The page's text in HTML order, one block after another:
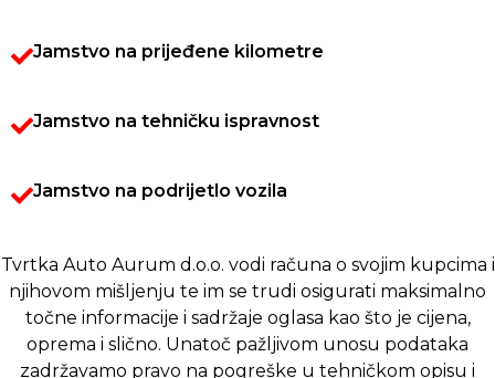
Jamstvo na prijeđene kilometre
Jamstvo na tehničku ispravnost
Jamstvo na podrijetlo vozila
Tvrtka Auto Aurum d.o.o. vodi računa o svojim kupcima i
njihovom mišljenju te im se trudi osigurati maksimalno
točne informacije i sadržaje oglasa kao što je cijena,
oprema i slično. Unatoč pažljivom unosu podataka
zadržavamo pravo na pogreške u tehničkom opisu i